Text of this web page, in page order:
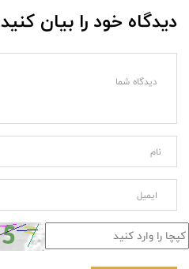
دیدگاه خود را بیان کنید